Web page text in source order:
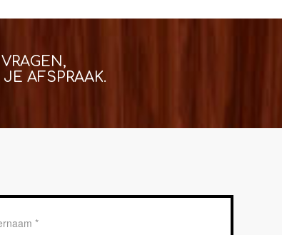
AFSPRAAK.